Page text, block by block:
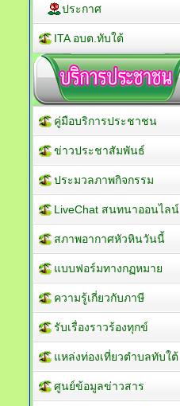
ประกาศ
ITA อบต.ทับใต้
คู่มือบริการประชาชน
ข่าวประชาสัมพันธ์
ประมวลภาพกิจกรรม
LiveChat สนทนาออนไลน์
สภาพอากาศหัวหินวันนี้
แบบฟอร์มทางกฏหมาย
ความรู้เกี่ยวกับภาษี
รับเรื่องราวร้องทุกข์
แหล่งท่องเที่ยวตำบลทับใต้
ศูนย์ข้อมูลข่าวสาร